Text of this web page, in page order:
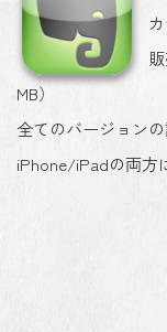
MB）
全てのバージョンの
iPhone/iPadの両方